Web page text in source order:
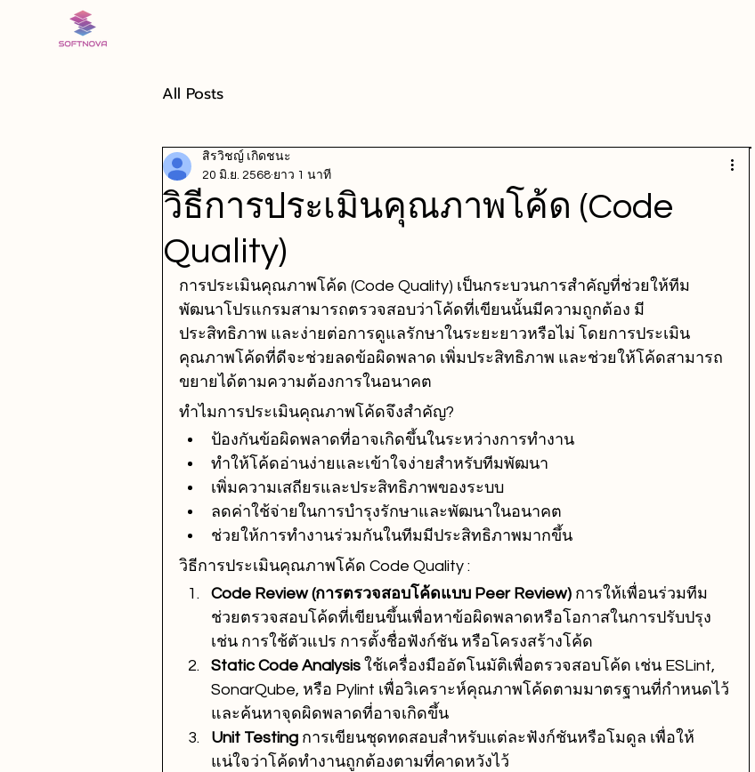
All Posts
วิธีการประเมินคุณภาพโค้ด (Code
Quality)
สิรวิชญ์ เกิดชนะ
20 มิ.ย. 2568 ยาว 1 นาที
การประเมินคุณภาพโค้ด (Code Quality) เป็นกระบวนการสำคัญที่ช่วยให้ทีม
พัฒนาโปรแกรมสามารถตรวจสอบว่าโค้ดที่เขียนนั้นมีความถูกต้อง มี
ประสิทธิภาพ และง่ายต่อการดูแลรักษาในระยะยาวหรือไม่ โดยการประเมิน
คุณภาพโค้ดที่ดีจะช่วยลดข้อผิดพลาด เพิ่มประสิทธิภาพ และช่วยให้โค้ดสามารถ
ขยายได้ตามความต้องการในอนาคต
ทำไมการประเมินคุณภาพโค้ดจึงสำคัญ?
ป้องกันข้อผิดพลาดที่อาจเกิดขึ้นในระหว่างการทำงาน
ทำให้โค้ดอ่านง่ายและเข้าใจง่ายสำหรับทีมพัฒนา
เพิ่มความเสถียรและประสิทธิภาพของระบบ
ลดค่าใช้จ่ายในการบำรุงรักษาและพัฒนาในอนาคต
ช่วยให้การทำงานร่วมกันในทีมมีประสิทธิภาพมากขึ้น
วิธีการประเมินคุณภาพโค้ด Code Quality :
Code Review (การตรวจสอบโค้ดแบบ Peer Review) การให้เพื่อนร่วมทีม
ช่วยตรวจสอบโค้ดที่เขียนขึ้นเพื่อหาข้อผิดพลาดหรือโอกาสในการปรับปรุง
เช่น การใช้ตัวแปร การตั้งชื่อฟังก์ชัน หรือโครงสร้างโค้ด
Static Code Analysis ใช้เครื่องมืออัตโนมัติเพื่อตรวจสอบโค้ด เช่น ESLint,
SonarQube, หรือ Pylint เพื่อวิเคราะห์คุณภาพโค้ดตามมาตรฐานที่กำหนดไว้
และค้นหาจุดผิดพลาดที่อาจเกิดขึ้น
Unit Testing การเขียนชุดทดสอบสำหรับแต่ละฟังก์ชันหรือโมดูล เพื่อให้
แน่ใจว่าโค้ดทำงานถูกต้องตามที่คาดหวังไว้